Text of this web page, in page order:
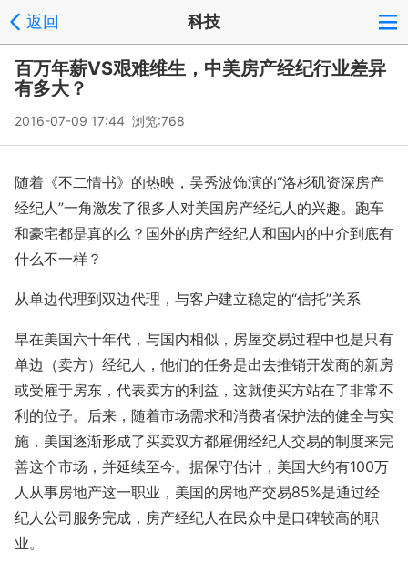
返回 科技
百万年薪VS艰难维生，中美房产经纪行业差异
有多大？
2016-07-09 17:44 浏览:768
随着《不二情书》的热映，吴秀波饰演的“洛杉矶资深房产
经纪人”一角激发了很多人对美国房产经纪人的兴趣。跑车
和豪宅都是真的么？国外的房产经纪人和国内的中介到底有
什么不一样？
从单边代理到双边代理，与客户建立稳定的“信托”关系
早在美国六十年代，与国内相似，房屋交易过程中也是只有
单边（卖方）经纪人，他们的任务是出去推销开发商的新房
或受雇于房东，代表卖方的利益，这就使买方站在了非常不
利的位子。后来，随着市场需求和消费者保护法的健全与实
施，美国逐渐形成了买卖双方都雇佣经纪人交易的制度来完
善这个市场，并延续至今。据保守估计，美国大约有100万
人从事房地产这一职业，美国的房地产交易85%是通过经
纪人公司服务完成，房产经纪人在民众中是口碑较高的职
业。